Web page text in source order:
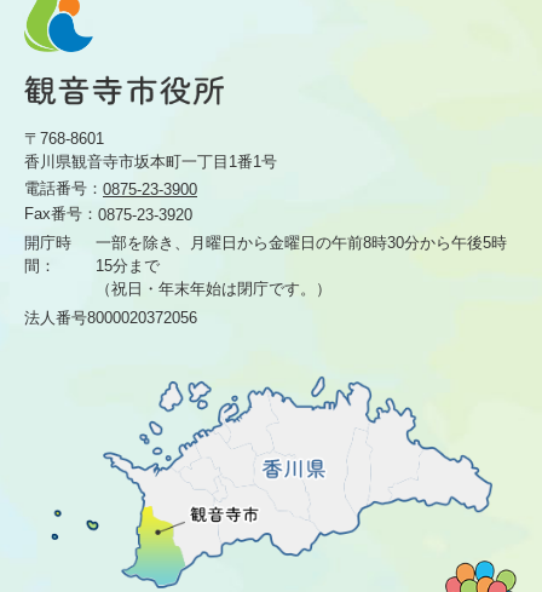
〒768-8601
香川県観音寺市坂本町一丁目1番1号
電話番号： 0875-23-3900
Fax番号： 0875-23-3920
開庁時
間：
一部を除き、月曜日から金曜日の午前8時30分から午後5時
15分まで
（祝日・年末年始は閉庁です。）
法人番号8000020372056